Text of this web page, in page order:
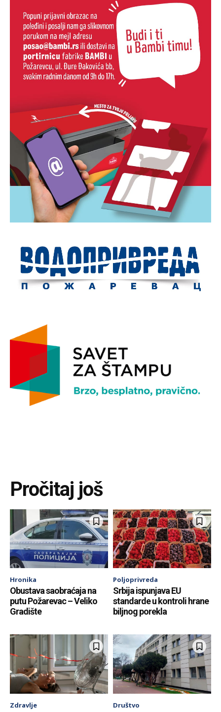
Pročitaj još
Hronika
Obustava saobraćaja na
putu Požarevac – Veliko
Gradište
Poljoprivreda
Srbija ispunjava EU
standarde u kontroli hrane
biljnog porekla
Zdravlje Društvo